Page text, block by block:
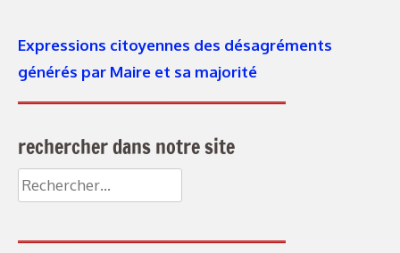
Expressions citoyennes des désagréments
générés par Maire et sa majorité
rechercher dans notre site
Rechercher :